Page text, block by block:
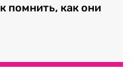
помнить, как они